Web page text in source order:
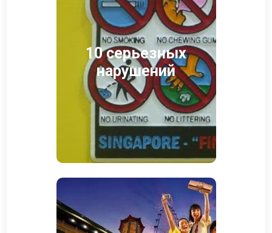
10 серьезных
нарушений